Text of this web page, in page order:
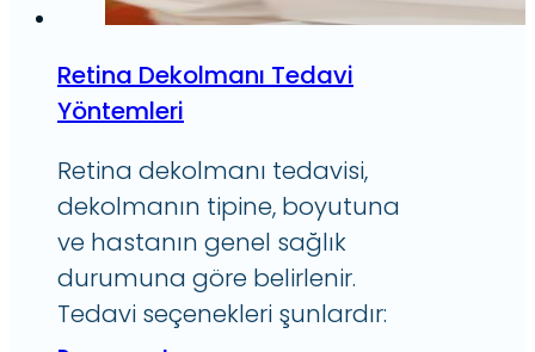
Retina Dekolmanı Tedavi
Yöntemleri
Retina dekolmanı tedavisi,
dekolmanın tipine, boyutuna
ve hastanın genel sağlık
durumuna göre belirlenir.
Tedavi seçenekleri şunlardır: